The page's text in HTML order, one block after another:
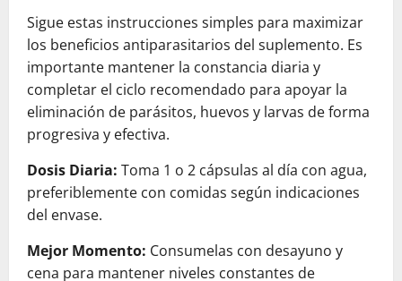
Sigue estas instrucciones simples para maximizar
los beneficios antiparasitarios del suplemento. Es
importante mantener la constancia diaria y
completar el ciclo recomendado para apoyar la
eliminación de parásitos, huevos y larvas de forma
progresiva y efectiva.
Dosis Diaria: Toma 1 o 2 cápsulas al día con agua,
preferiblemente con comidas según indicaciones
del envase.
Mejor Momento: Consumelas con desayuno y
cena para mantener niveles constantes de